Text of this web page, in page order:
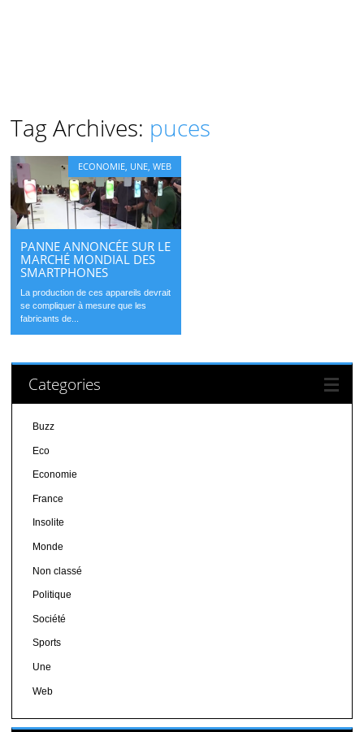
Tag Archives: puces
ECONOMIE UNE ,WEB
PANNE ANNONCÉE SUR LE
MARCHÉ MONDIAL DES
SMARTPHONES
La production de ces appareils devrait
se compliquer à mesure que les
fabricants de...
Categories
Buzz
Eco
Economie
France
Insolite
Monde
Non classé
Politique
Société
Sports
Une
Web